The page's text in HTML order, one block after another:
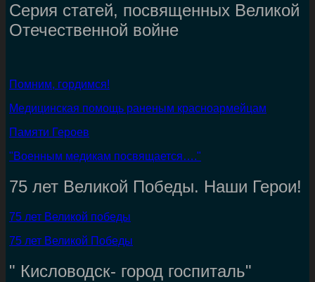
Серия статей, посвященных Великой
Отечественной войне
Помним, гордимся!
Медицинская помощь раненым красноармейцам
Памяти Героев
"Военным медикам посвящается…."
75 лет Великой Победы. Наши Герои!
75 лет Великой победы
75 лет Великой Победы
" Кисловодск- город госпиталь"